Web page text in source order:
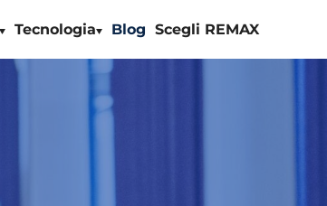
Tecnologia Blog Scegli REMAX